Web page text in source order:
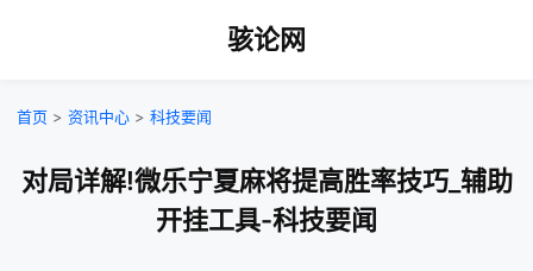
骇论网
首页 > 资讯中心 > 科技要闻
对局详解!微乐宁夏麻将提高胜率技巧_辅助
开挂工具-科技要闻